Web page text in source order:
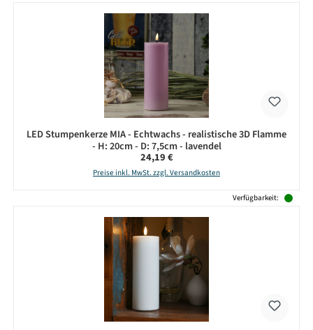
LED Stumpenkerze MIA - Echtwachs - realistische 3D Flamme
- H: 20cm - D: 7,5cm - lavendel
Regulärer Preis:
24,19 €
Preise inkl. MwSt. zzgl. Versandkosten
Verfügbarkeit: